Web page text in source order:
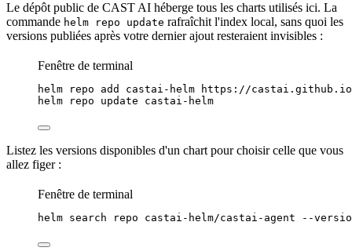
Le dépôt public de CAST AI héberge tous les charts utilisés ici. La
commande helm repo update rafraîchit l'index local, sans quoi les
versions publiées après votre dernier ajout resteraient invisibles :
Fenêtre de terminal
helm repo add castai-helm
https://
helm
repo update castai-helm
Listez les versions disponibles d'un chart pour choisir celle que vous
allez figer :
Fenêtre de terminal
helm search repo castai-helm/castai-agent --